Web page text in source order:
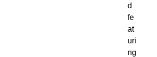
d
fe
at
uri
ng